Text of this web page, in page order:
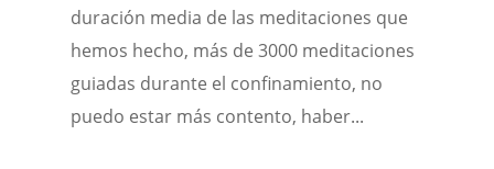
duración media de las meditaciones que
hemos hecho, más de 3000 meditaciones
guiadas durante el confinamiento, no
puedo estar más contento, haber...